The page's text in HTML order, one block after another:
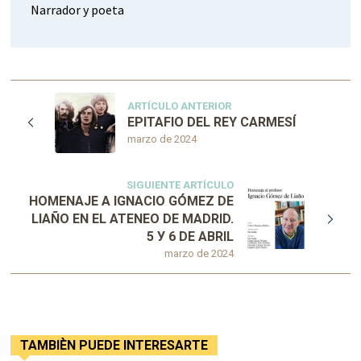
Narrador y poeta
ARTÍCULO ANTERIOR
marzo de 2024
EPITAFIO DEL REY CARMESÍ
SIGUIENTE ARTÍCULO
marzo de 2024
HOMENAJE A IGNACIO GÓMEZ DE
LIAÑO EN EL ATENEO DE MADRID.
5 У 6 DE ABRIL
TAMBIÈN PUEDE INTERESARTE